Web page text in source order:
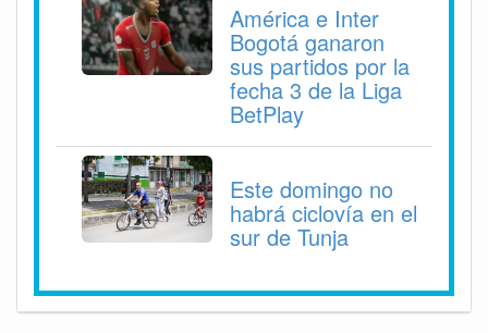
América e Inter
Bogotá ganaron
sus partidos por la
fecha 3 de la Liga
BetPlay
Este domingo no
habrá ciclovía en el
sur de Tunja